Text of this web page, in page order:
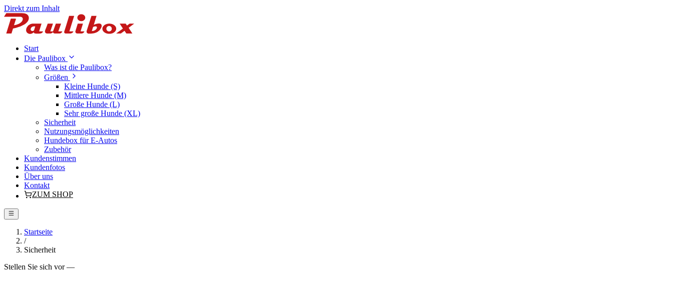
Direkt zum Inhalt
Start
Die Paulibox
Was ist die Paulibox?
Größen
Kleine Hunde (S)
Mittlere Hunde (M)
Große Hunde (L)
Sehr große Hunde (XL)
Sicherheit
Nutzungsmöglichkeiten
Hundebox für E-Autos
Zubehör
Kundenstimmen
Kundenfotos
Über uns
Kontakt
ZUM SHOP
Startseite
/
Sicherheit
Stellen Sie sich vor —